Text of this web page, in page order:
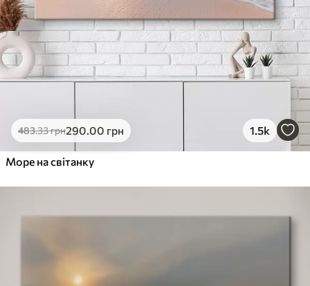
483.33грн290.00 грн 1.5k
Море на світанку